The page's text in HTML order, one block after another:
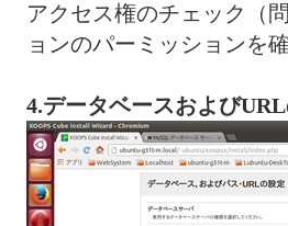
アクセス権のチェック（
ョンのパーミッションを
4.データベースおよび